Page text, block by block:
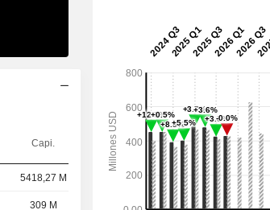
Capi.
5418,27 M
309 M